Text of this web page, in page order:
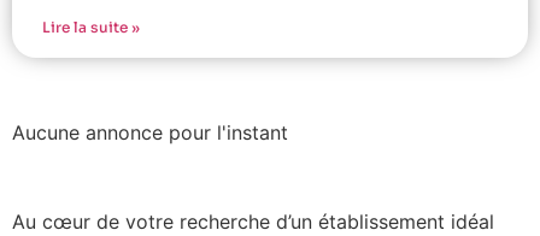
Lire la suite »
Aucune annonce pour l'instant
Au cœur de votre recherche d’un établissement idéal